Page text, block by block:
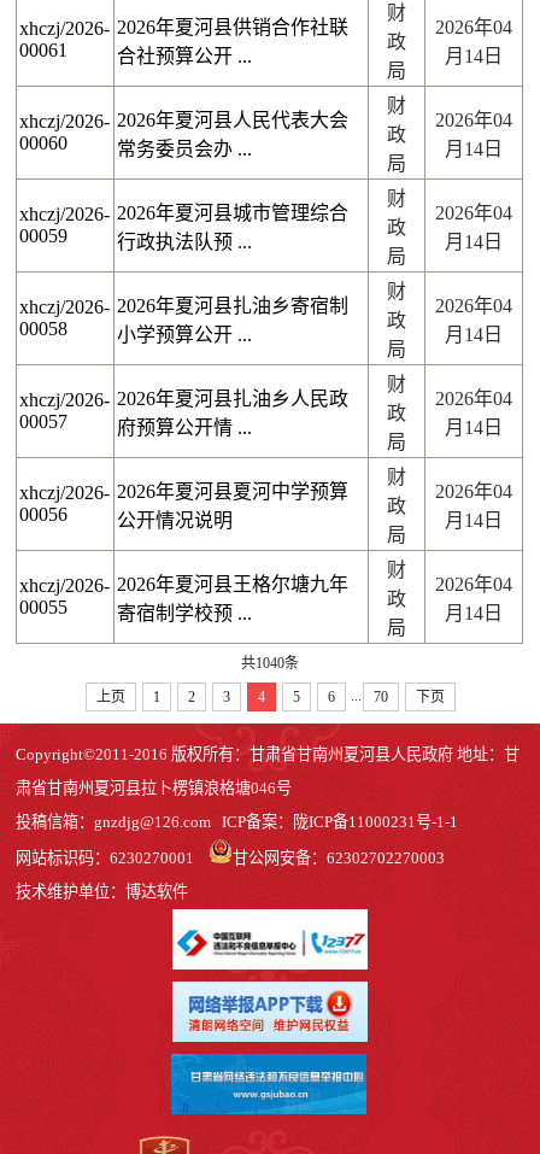
xhczj/2026-
00061
2026年夏河县供销合作社联
合社预算公开 ...
财
政
局
2026年04
月14日
xhczj/2026-
00060
2026年夏河县人民代表大会
常务委员会办 ...
财
政
局
2026年04
月14日
xhczj/2026-
00059
2026年夏河县城市管理综合
行政执法队预 ...
财
政
局
2026年04
月14日
xhczj/2026-
00058
2026年夏河县扎油乡寄宿制
小学预算公开 ...
财
政
局
2026年04
月14日
xhczj/2026-
00057
2026年夏河县扎油乡人民政
府预算公开情 ...
财
政
局
2026年04
月14日
xhczj/2026-
00056
2026年夏河县夏河中学预算
公开情况说明
财
政
局
2026年04
月14日
xhczj/2026-
00055
2026年夏河县王格尔塘九年
寄宿制学校预 ...
财
政
局
2026年04
月14日
共1040条
上页
1 2 3 4 5 6 70 下页
Copyright©2011-2016 版权所有：甘肃省甘南州夏河县人民政府 地址：甘
肃省甘南州夏河县拉卜楞镇浪格塘046号
投稿信箱：gnzdjg@126.com ICP备案： 陇ICP备11000231号-1-1
网站标识码：6230270001
甘公网安备：62302702270003
技术维护单位：博达软件